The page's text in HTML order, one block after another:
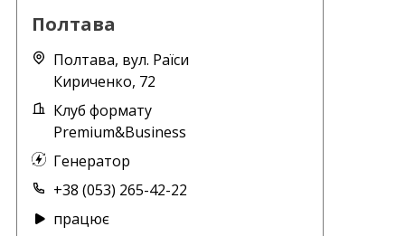
Полтава
Полтава, вул. Раїси
Кириченко, 72
Клуб формату
Premium&Business
Генератор
+38 (053) 265-42-22
працює